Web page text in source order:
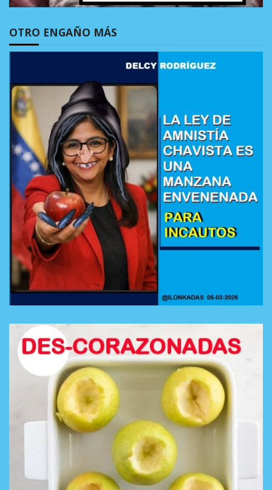
OTRO ENGAÑO MÁS